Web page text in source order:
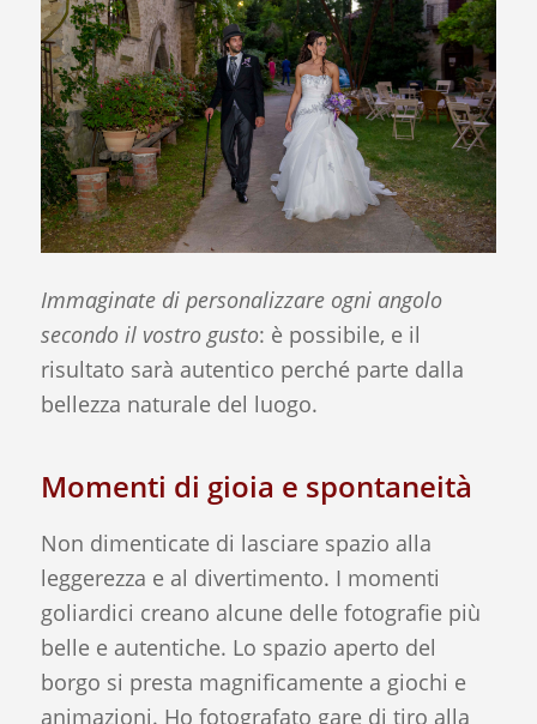
Immaginate di personalizzare ogni angolo
secondo il vostro gusto: è possibile, e il
risultato sarà autentico perché parte dalla
bellezza naturale del luogo.
Momenti di gioia e spontaneità
Non dimenticate di lasciare spazio alla
leggerezza e al divertimento. I momenti
goliardici creano alcune delle fotografie più
belle e autentiche. Lo spazio aperto del
borgo si presta magnificamente a giochi e
animazioni. Ho fotografato gare di tiro alla